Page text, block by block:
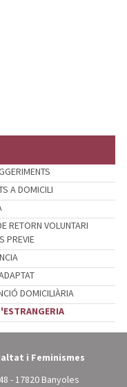
A DOMICILI
RETORN VOLUNTARI
PREVIE
DOMICILIÀRIA
i Feminismes
- 17820 Banyoles